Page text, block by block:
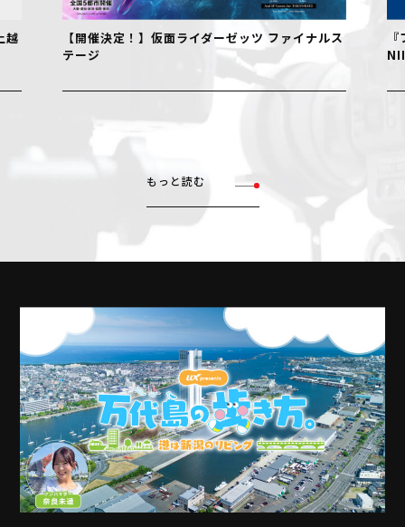
【開催決定！】仮面ライダーゼッツ ファイナルス
テージ
『フェ
もっと読む